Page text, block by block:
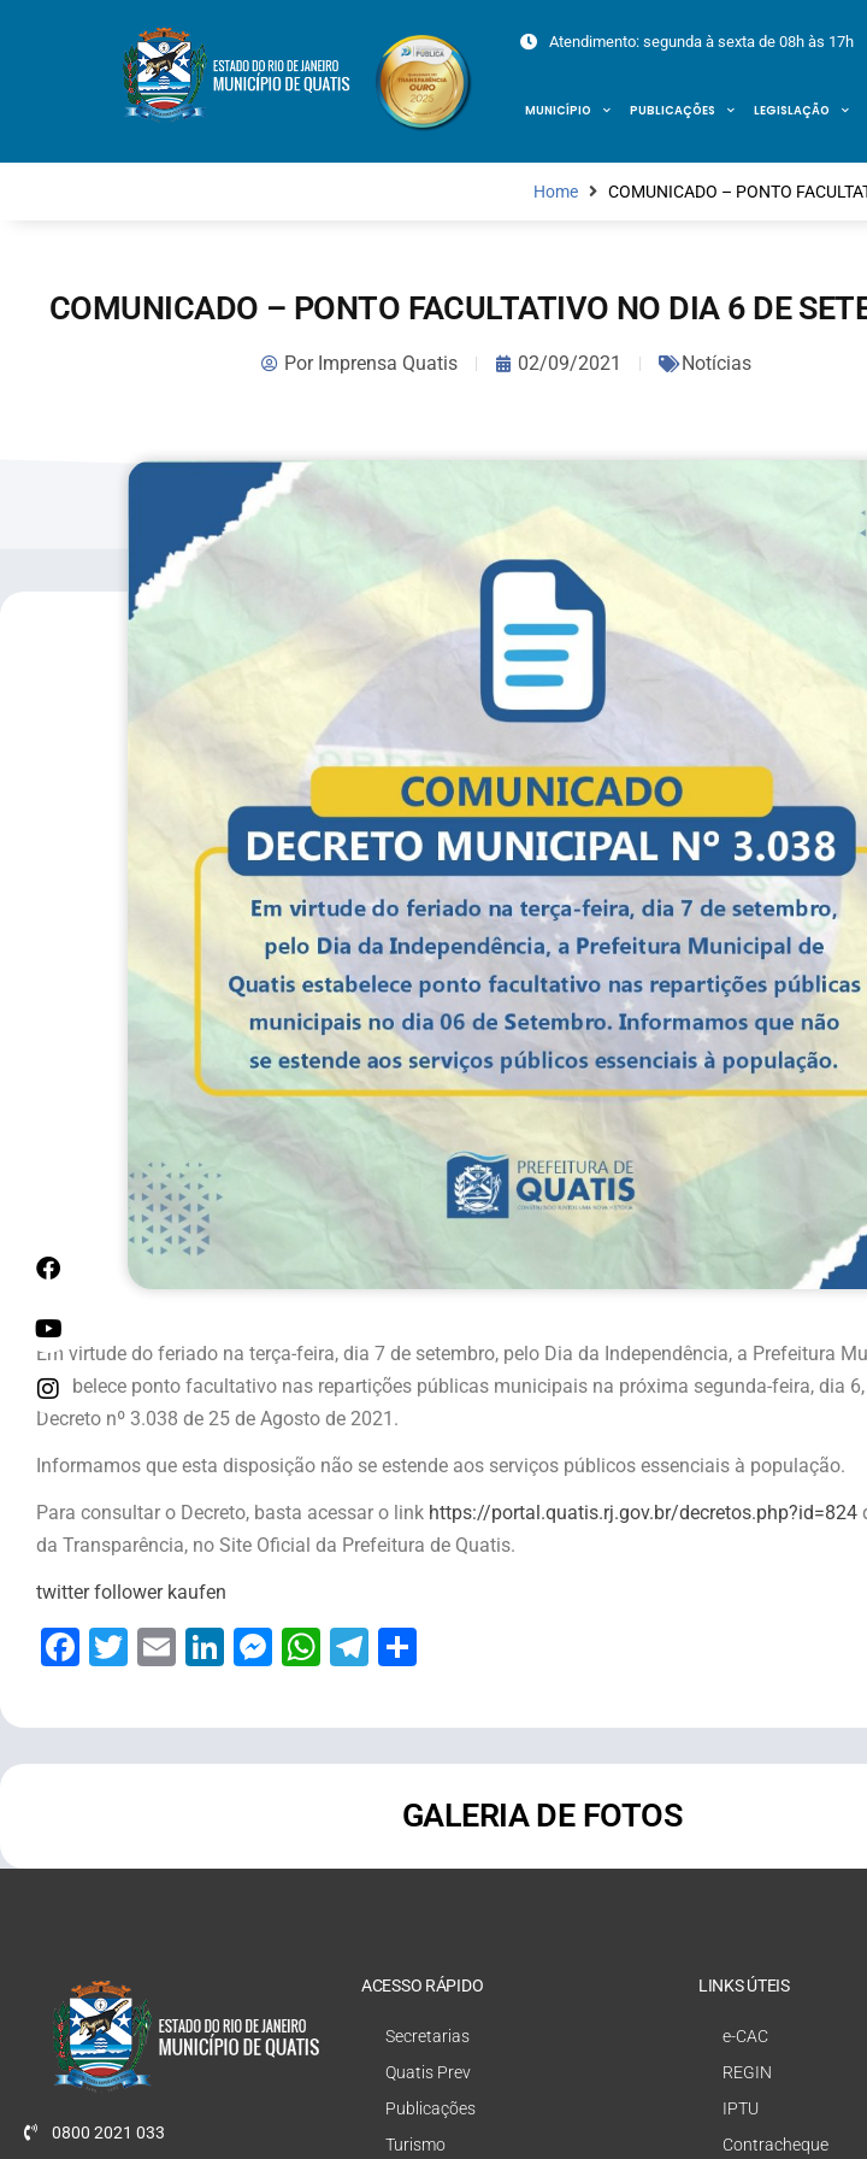
Atendimento: segunda à sexta de 08h às 17h
MUNICÍPIO PUBLICAÇÕES LEGISLAÇÃO
Home COMUNICADO – PONTO
COMUNICADO – PONTO FACULTATIVO NO DIA 6 DE
PorImprensa Quatis 02/09/2021 Notícias
Em virtude do feriado na terça-feira, dia 7 de setembro, pelo Dia da Independência, a Prefeitura
estabelece ponto facultativo nas repartições públicas municipais na próxima segunda-feira, dia
Decreto nº 3.038 de 25 de Agosto de 2021.
Informamos que esta disposição não se estende aos serviços públicos essenciais à população.
Para consultar o Decreto, basta acessar o link https://portal.quatis.rj.gov.br/decretos.php?id=824
da Transparência, no Site Oficial da Prefeitura de Quatis.
twitter follower kaufen
Facebook
Twitter
EmailLinkedIn
Messenger
WhatsApp
Telegram
GALERIA DE FOTOS
0800 2021 033
ACESSO RÁPIDO
Secretarias
Quatis Prev
Publicações
Turismo
LINKS ÚTEIS
e-CAC
REGIN
IPTU
Contracheque